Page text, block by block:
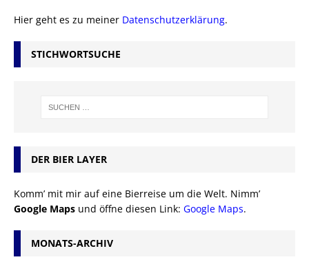
Hier geht es zu meiner Datenschutzerklärung.
STICHWORTSUCHE
DER BIER LAYER
Komm’ mit mir auf eine Bierreise um die Welt. Nimm’
Google Maps und öffne diesen Link: Google Maps.
MONATS-ARCHIV